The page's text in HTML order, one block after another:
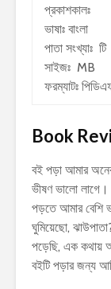
প্রকাশকালঃ
ভাষাঃ বাংলা
পাতা সংখ্যাঃ টি
সাইজঃ MB
ফরম্যাটঃ
Book
বই পড়া আমার
ভীষণ ভালো
পড়তে আমার
ঘুমিয়েছো,
পড়েছি, এক কথায়
বইটি পড়ার জন্য